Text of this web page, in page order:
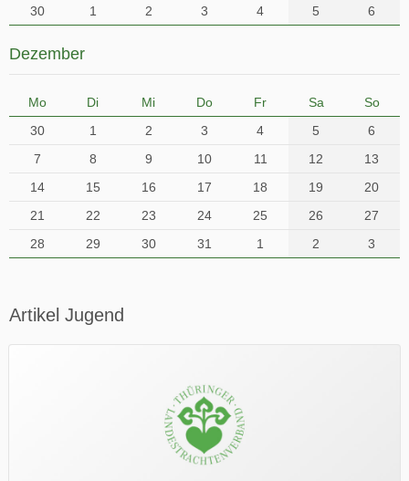
30
1 2 3 4 5 6
Dezember
Mo Di Mi Do Fr Sa
So
30
1 2 3 4 5
6
7
8 9 10 11 12
13
14
15 16 17 18 19
20
21
22 23 24 25 26
27
28
29 30 31 1 2 3
Artikel Jugend